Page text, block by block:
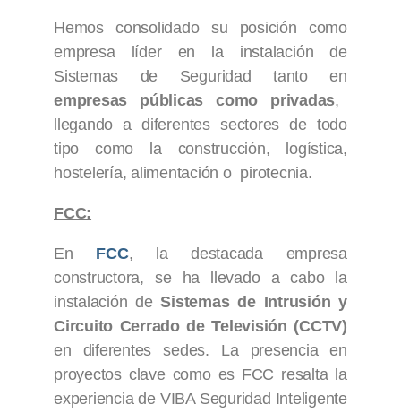
Hemos consolidado su posición como
empresa líder en la instalación de
Sistemas de Seguridad tanto en
empresas públicas como privadas,
llegando a diferentes sectores de todo
tipo como la construcción, logística,
hostelería, alimentación o pirotecnia.
FCC:
En FCC, la destacada empresa
constructora, se ha llevado a cabo la
instalación deSistemas de Intrusión y
Circuito Cerrado de Televisión (CCTV)
en diferentes sedes. La presencia en
proyectos clave como es FCC resalta la
experiencia de VIBA Seguridad Inteligente